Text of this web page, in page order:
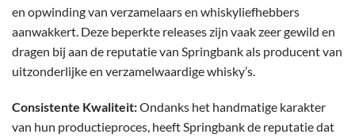
en opwinding van verzamelaars en whiskyliefhebbers
aanwakkert. Deze beperkte releases zijn vaak zeer gewild en
dragen bij aan de reputatie van Springbank als producent van
uitzonderlijke en verzamelwaardige whisky’s.
Consistente Kwaliteit:Ondanks het handmatige karakter
van hun productieproces, heeft Springbank de reputatie dat